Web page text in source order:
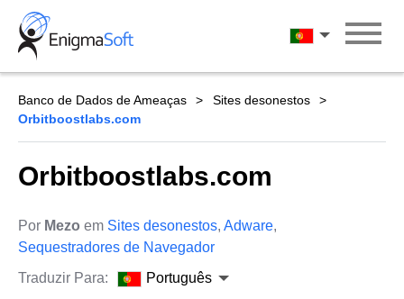
Skip
content
Português
Banco de Dados de Ameaças
Sites desonestos
Orbitboostlabs.com
Orbitboostlabs.com
Por Mezo em Sites desonestos, Adware,
Sequestradores de Navegador
Traduzir Para:
Português